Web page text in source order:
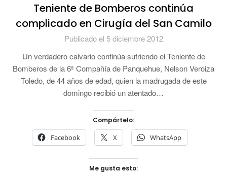
Teniente de Bomberos continúa
complicado en Cirugía del San Camilo
Publicado el 5 diciembre 2012
Un verdadero calvario continúa sufriendo el Teniente de
Bomberos de la 6ª Compañía de Panquehue, Nelson Veroiza
Toledo, de 44 años de edad, quien la madrugada de este
domingo recibió un atentado…
Compártelo:
Facebook X WhatsApp
Me gusta esto: